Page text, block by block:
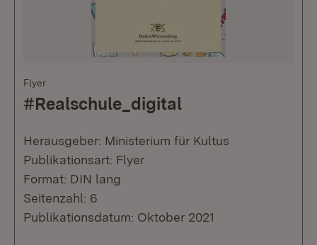
Flyer
#Realschule_digital
Herausgeber: Ministerium für Kultus
Publikationsart: Flyer
Format: DIN lang
Seitenzahl: 6
Publikationsdatum: Oktober 2021